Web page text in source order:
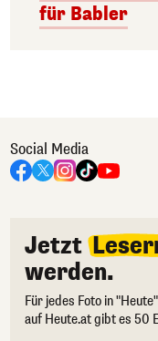
für Babler
Social Media
Jetzt
werden.
Für jedes Foto in
auf Heute.at gibt es 50